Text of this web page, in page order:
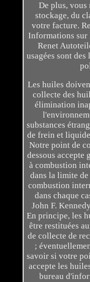
De plus, vous
stockage, du
votre facture.
Informations sur
Renet
usagées sont
Les huiles
collecte des
élimination
substances
de frein et
Notre point de
dessous accepte
à combustion
dans la limite
combustion
dans chaque
John F.
En principe, les
être restituées
de collecte de
;
savoir si votre
accepte les
bureau